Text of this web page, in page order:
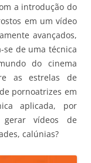
a introdução do
em um vídeo
avançados,
de uma técnica
do cinema
as estrelas de
pornoatrizes em
aplicada, por
vídeos de
calúnias?